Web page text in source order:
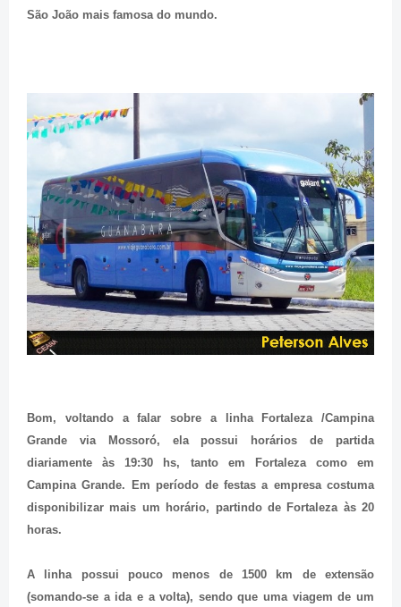
São João mais famosa do mundo.
Bom, voltando a falar sobre a linha Fortaleza /Campina
Grande via Mossoró, ela possui horários de partida
diariamente às 19:30 hs, tanto em Fortaleza como em
Campina Grande. Em período de festas a empresa costuma
disponibilizar mais um horário, partindo de Fortaleza às 20
horas.
A linha possui pouco menos de 1500 km de extensão
(somando-se a ida e a volta), sendo que uma viagem de um